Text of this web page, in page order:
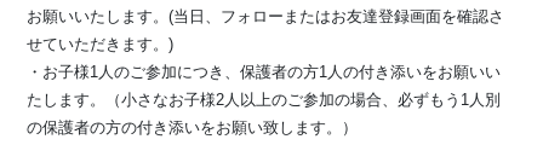
お願いいたします。(当日、フォローまたはお友達登録画面を確認さ
せていただきます。)
・お子様1人のご参加につき、保護者の方1人の付き添いをお願いい
たします。（小さなお子様2人以上のご参加の場合、必ずもう1人別
の保護者の方の付き添いをお願い致します。）